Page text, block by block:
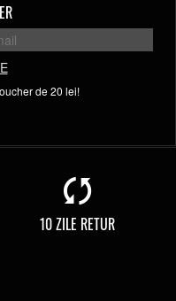
de 20 lei!
10 ZILE RETUR